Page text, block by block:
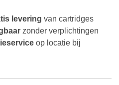
levering van cartridges
zonder verplichtingen
op locatie bij